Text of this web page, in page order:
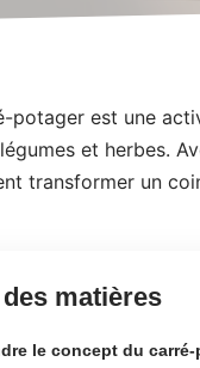
potager est une
et herbes.
transformer un
des matières
le concept du